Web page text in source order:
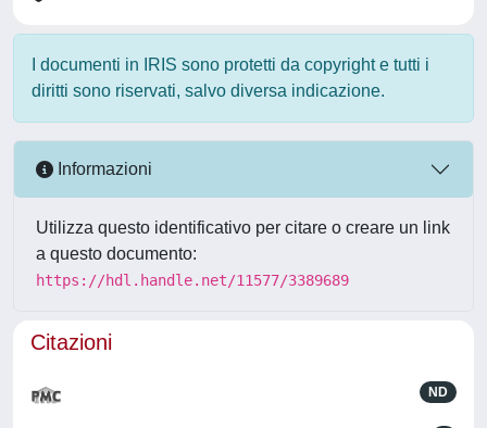
I documenti in IRIS sono protetti da copyright e tutti i
diritti sono riservati, salvo diversa indicazione.
Informazioni
Utilizza questo identificativo per citare o creare un link
a questo documento:
https://hdl.handle.net/11577/3389689
Citazioni
ND